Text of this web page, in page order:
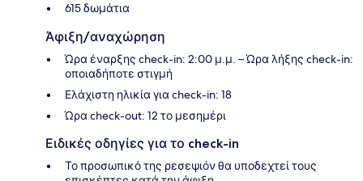
615 δωμάτια
Άφιξη/αναχώρηση
Ώρα έναρξης check-in: 2:00 μ.μ. – Ώρα λήξης check-in:
οποιαδήποτε στιγμή
Ελάχιστη ηλικία για check-in: 18
Ώρα check-out: 12 το μεσημέρι
Ειδικές οδηγίες για το check-in
Το προσωπικό της ρεσεψιόν θα υποδεχτεί τους